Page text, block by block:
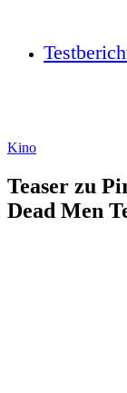
Kino
Teaser zu
Dead Men